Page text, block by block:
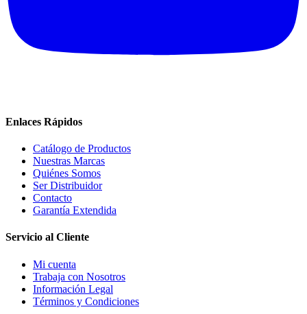
Enlaces Rápidos
Catálogo de Productos
Nuestras Marcas
Quiénes Somos
Ser Distribuidor
Contacto
Garantía Extendida
Servicio al Cliente
Mi cuenta
Trabaja con Nosotros
Información Legal
Términos y Condiciones